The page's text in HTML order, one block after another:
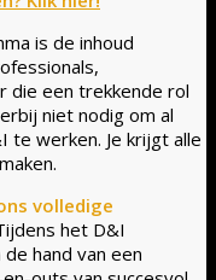
is de inhoud
die een trekkende rol
niet nodig om al
te werken. Je krijgt alle
volledige
het D&I
hand van een